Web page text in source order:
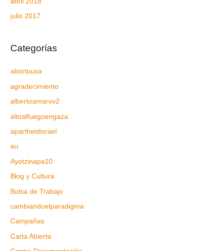
julio 2017
Categorías
abortousa
agradecimiento
albertoamarov2
altoalfuegoengaza
apartheidisrael
au
Ayotzinapa10
Blog y Cultura
Bolsa de Trabajo
cambiandoelparadigma
Campañas
Carta Abierta